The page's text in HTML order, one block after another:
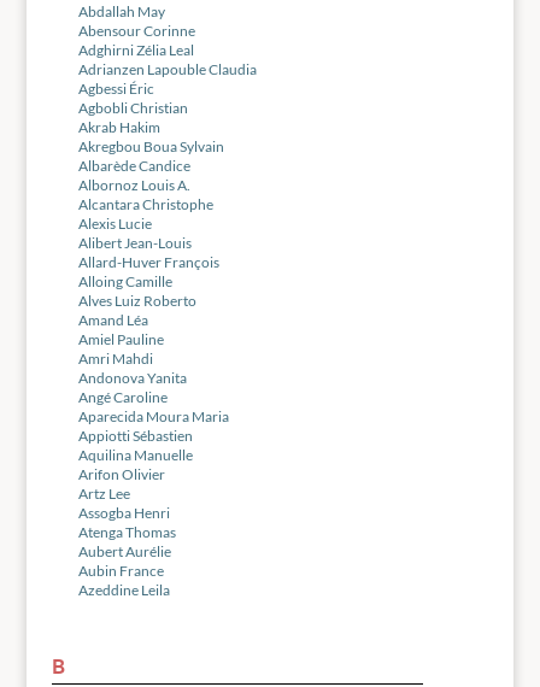
Abdallah May
Abensour Corinne
Adghirni Zélia Leal
Adrianzen Lapouble Claudia
Agbessi Éric
Agbobli Christian
Akrab Hakim
Akregbou Boua Sylvain
Albarède Candice
Albornoz Louis A.
Alcantara Christophe
Alexis Lucie
Alibert Jean-Louis
Allard-Huver François
Alloing Camille
Alves Luiz Roberto
Amand Léa
Amiel Pauline
Amri Mahdi
Andonova Yanita
Angé Caroline
Aparecida Moura Maria
Appiotti Sébastien
Aquilina Manuelle
Arifon Olivier
Artz Lee
Assogba Henri
Atenga Thomas
Aubert Aurélie
Aubin France
Azeddine Leila
B